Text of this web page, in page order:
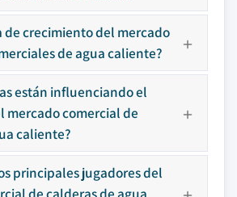
de crecimiento del mercado
de agua caliente?
están influenciando el
mercado comercial de
caliente?
principales jugadores del